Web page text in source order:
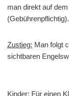
man direkt auf
Zustieg: Man folgt
sichtbaren
Kinder: Für einen